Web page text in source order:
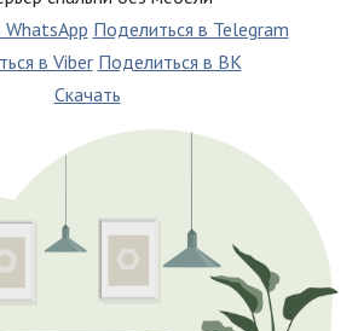
Поделиться в Telegram
в Viber Поделиться в ВК
Скачать